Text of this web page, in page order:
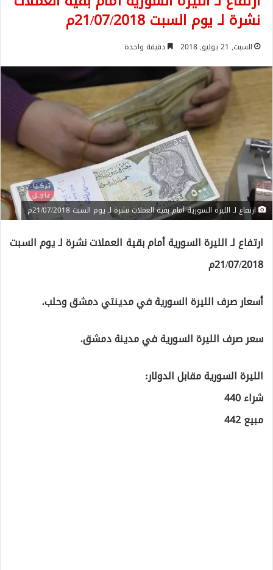
نشرة لـ يوم السبت 21/07/2018م
السبت, 21 يوليو, 2018 دقيقة واحدة
ارتفاع لـ الليرة السورية أمام بقية العملات نشرة لـ يوم السبت 21/07/2018م
ارتفاع لـ الليرة السورية أمام بقية العملات نشرة لـ يوم السبت
21/07/2018م
أسعار صرف الليرة السورية في مدينتي دمشق وحلب.
سعر صرف الليرة السورية في مدينة دمشق.
الليرة السورية مقابل الدولار:
شراء 440
مبيع 442